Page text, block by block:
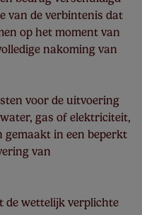
van de verbintenis dat
op het moment van
nakoming van
voor de uitvoering
gas of elektriciteit,
gemaakt in een beperkt
van
de wettelijk verplichte